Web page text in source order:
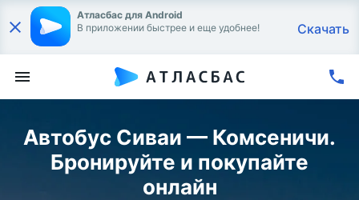
Атласбас для Android
В приложении быстрее и еще удобнее!
Скачать
Автобус Сиваи — Комсеничи.
Бронируйте и покупайте
онлайн